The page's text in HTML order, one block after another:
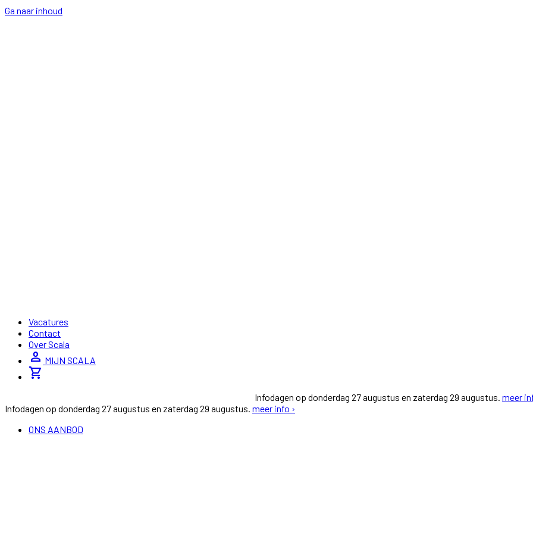
Ga naar inhoud
Vacatures
Contact
Over Scala
person MIJN SCALA
shopping_cart
Infodagen op donderdag 27 augustus en zaterdag 29 augustus. meer
Infodagen op donderdag 27 augustus en zaterdag 29 augustus. meer info ›
ONS AANBOD